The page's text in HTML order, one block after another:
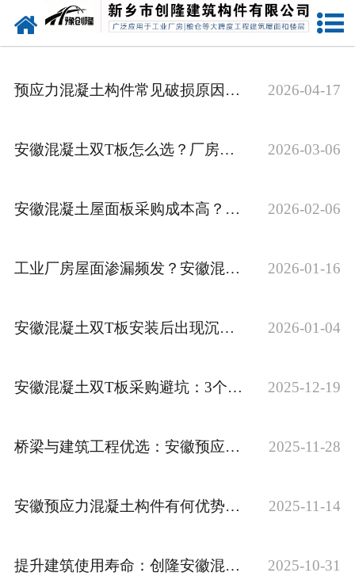
网站首页
产品中心
新闻中心
成功案例
预应力混凝土构件常见破损原因：预防与修******法 2026-04-17
安徽混凝土双T板怎么选？厂房与仓库选型要点 2026-03-06
安徽混凝土屋面板采购成本高？这些批量采购的议价与供货技巧 2026-02-06
工业厂房屋面渗漏频发？安徽混凝土屋面板防水构造与施工要点 2026-01-16
安徽混凝土双T板安装后出现沉降？创隆分享预防与处理的实用方法 2026-01-04
安徽混凝土双T板采购避坑：3个关键验收要点,避免后期返工隐患 2025-12-19
桥梁与建筑工程优选：安徽预应力混凝土构件的质量控制标准 2025-11-28
安徽预应力混凝土构件有何优势？创隆解析：抗裂性与材料利用率提升关键 2025-11-14
提升建筑使用寿命：创隆安徽混凝土屋面板的养护要点与性能优势 2025-10-31